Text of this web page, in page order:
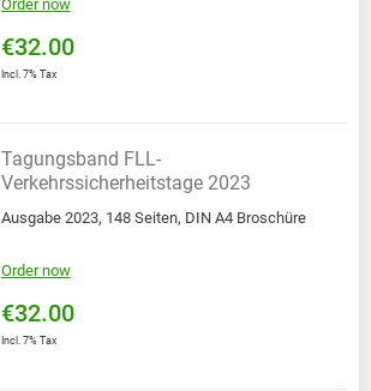
Order now
€32.00
Incl. 7% Tax
Tagungsband FLL-
Verkehrssicherheitstage 2023
Ausgabe 2023, 148 Seiten, DIN A4 Broschüre
Order now
€32.00
Incl. 7% Tax